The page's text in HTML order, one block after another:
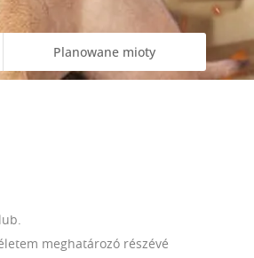
Planowane mioty
meghatározó részévé